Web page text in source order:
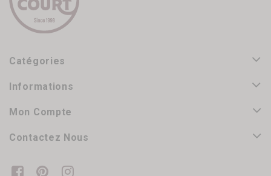
Catégories
Informations
Mon Compte
Contactez Nous